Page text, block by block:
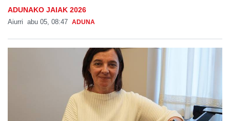
ADUNAKO JAIAK 2026
Aiurri abu 05, 08:47 ADUNA